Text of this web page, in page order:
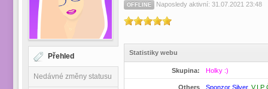
Přehled
Nedávné změny statusu
OFFLINE Naposledy aktivní: 31.07.2021 23:48
Statistiky webu
Skupina: Holky :)
Others Sponzor Silver, V.I.P